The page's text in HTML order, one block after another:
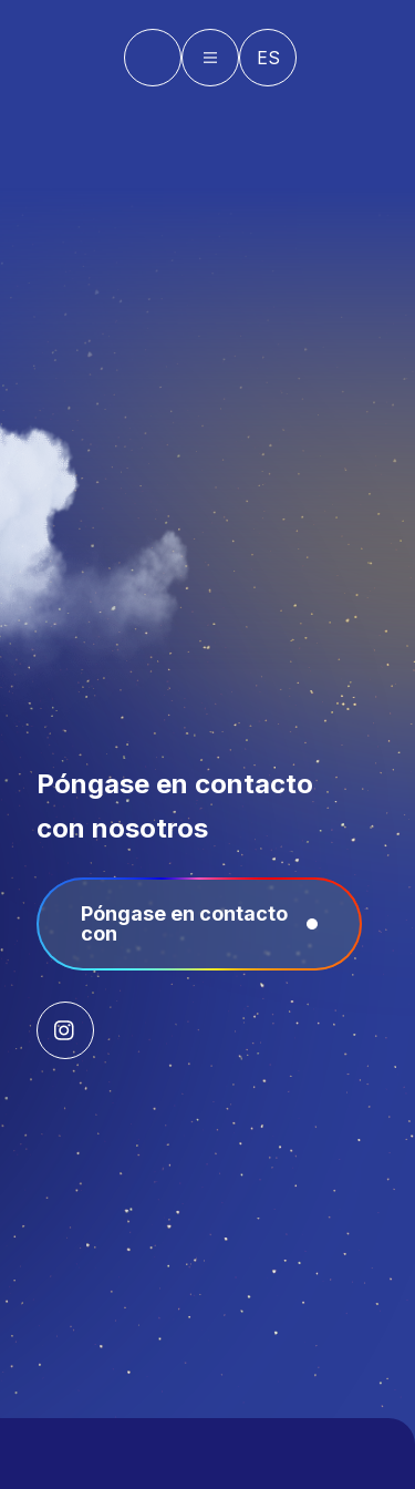
ES
Póngase en contacto
con nosotros
Póngase en contacto
con